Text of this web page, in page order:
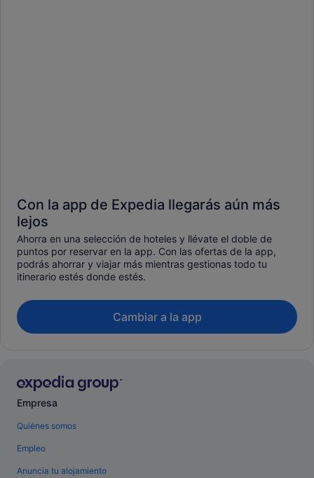
Con la app de Expedia llegarás aún más
lejos
Ahorra en una selección de hoteles y llévate el doble de
puntos por reservar en la app. Con las ofertas de la app,
podrás ahorrar y viajar más mientras gestionas todo tu
itinerario estés donde estés.
Cambiar a la app
Empresa
Quiénes somos
Empleo
Anuncia tu alojamiento